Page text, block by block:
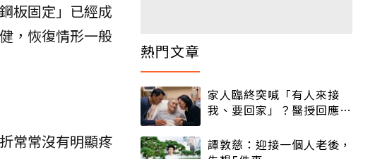
板固定」已經成
，恢復情形一般
常常沒有明顯疼
熱門文章
家人臨終突喊「有人來接
我、要回家」？醫授回應方
譚敦慈：迎接一個人老後，